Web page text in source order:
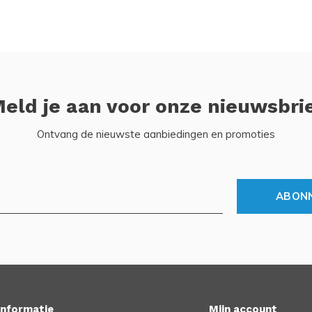
je aan voor onze
Ontvang de nieuwste aanbiedingen en promoties
Mijn account